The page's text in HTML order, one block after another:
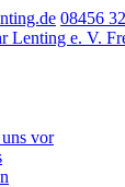
08456
vor